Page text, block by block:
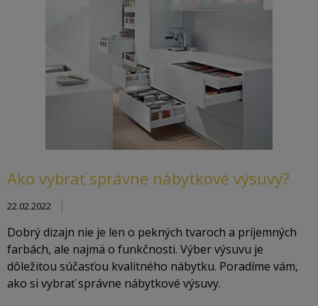
Ako vybrať správne nábytkové výsuvy?
22.02.2022
Dobrý dizajn nie je len o pekných tvaroch a príjemných
farbách, ale najmä o funkčnosti. Výber výsuvu je
dôležitou súčasťou kvalitného nábytku. Poradíme vám,
ako si vybrať správne nábytkové výsuvy.